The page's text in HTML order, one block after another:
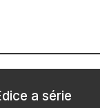
a série